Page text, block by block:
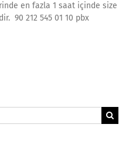
en fazla 1 saat içinde size
90 212 545 01 10 pbx